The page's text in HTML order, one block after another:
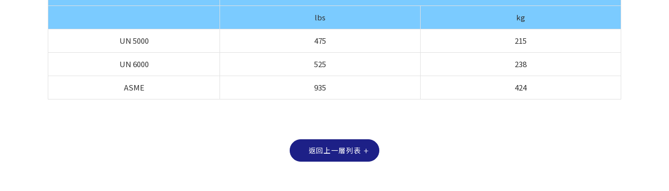
lbs kg
UN 5000 475 215
UN 6000 525 238
ASME 935 424
返回上一層列表